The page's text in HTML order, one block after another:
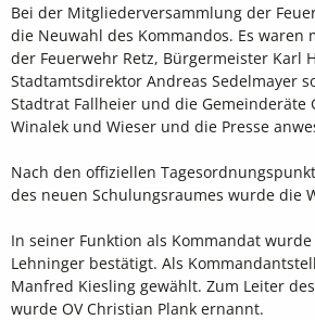
Bei der Mitgliederversammlung der
die Neuwahl des Kommandos. Es waren
der Feuerwehr Retz, Bürgermeister Karl
Stadtamtsdirektor Andreas Sedelmayer
Stadtrat Fallheier und die Gemeinderäte
Winalek und Wieser und die Presse
Nach den offiziellen
des neuen Schulungsraumes wurde die
In seiner Funktion als Kommandat
Lehninger bestätigt. Als
Manfred Kiesling gewählt. Zum Leiter
wurde OV Christian Plank ernannt.